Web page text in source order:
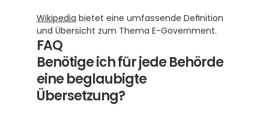
Wikipedia bietet eine umfassende Definition
und Übersicht zum Thema E-Government.
FAQ
Benötige ich für jede Behörde
eine beglaubigte
Übersetzung?